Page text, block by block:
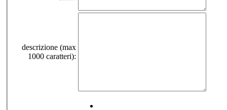
descrizione (max
1000 caratteri):